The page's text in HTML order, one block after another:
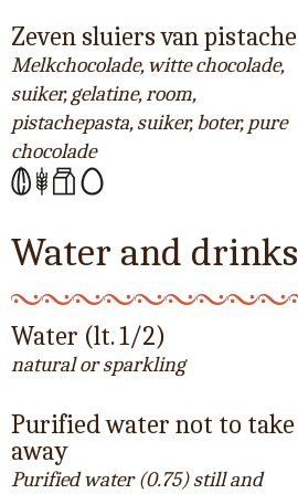
Zeven sluiers van pistache
Melkchocolade, witte chocolade,
suiker, gelatine, room,
pistachepasta, suiker, boter, pure
chocolade
Water and drinks
Water (lt. 1/2)
natural or sparkling
Purified water not to take
away
Purified water (0.75) still and